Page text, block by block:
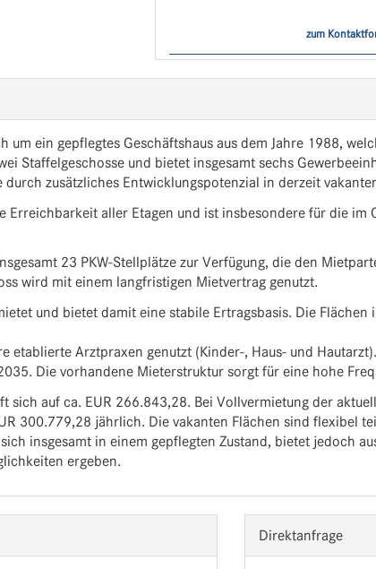
zum
um ein gepflegtes Geschäftshaus aus dem Jahre 1988,
Staffelgeschosse und bietet insgesamt sechs
zusätzliches Entwicklungspotenzial in derzeit
Erreichbarkeit aller Etagen und ist insbesondere für die im
23 PKW-Stellplätze zur Verfügung, die den
wird mit einem langfristigen Mietvertrag genutzt.
und bietet damit eine stabile Ertragsbasis. Die Flächen
etablierte Arztpraxen genutzt (Kinder-, Haus- und
Die vorhandene Mieterstruktur sorgt für eine hohe
sich auf ca. EUR 266.843,28. Bei Vollvermietung der
300.779,28 jährlich. Die vakanten Flächen sind flexibel
insgesamt in einem gepflegten Zustand, bietet jedoch
ergeben.
Direktanfrage